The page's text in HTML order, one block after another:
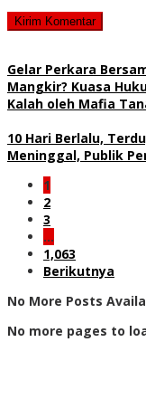
Gelar Perkara
Mangkir? Kuasa
Kalah oleh Mafia
10 Hari Berlalu,
Meninggal, Publik
1
2
3
…
1,063
Berikutnya
No More Posts
No more pages to